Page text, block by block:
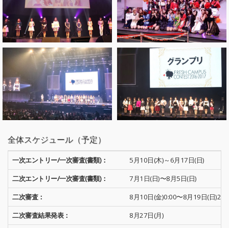
全体スケジュール（予定）
一次エントリー/一次審査(書類)：
5月10日(木)～6月17日(日)
二次エントリー/一次審査(書類)：
7月1日(日)〜8月5日(日)
二次審査：
8月10日(金)0:00〜8月19日(日
二次審査結果発表：
8月27日(月)